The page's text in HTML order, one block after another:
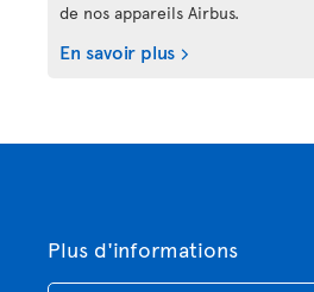
de nos appareils Airbus.
En savoir plus
Plus d'informations